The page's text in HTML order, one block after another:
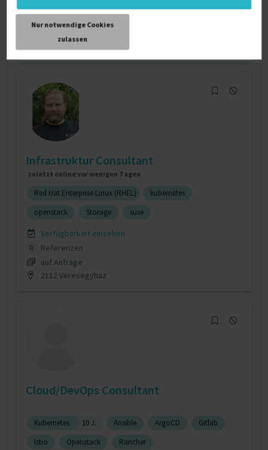
Nur notwendige Cookies
zulassen
Referenzen
€135 - €145/Stunde
D-61348 Bad Homburg
Infrastruktur Consultant
zuletzt online vor wenigen Tagen
Red Hat Enterprise Linux (RHEL)
kubernetes
openstack
Storage suse
Verfügbarkeit einsehen
0
Referenzen
auf Anfrage
2112 Veresegyhaz
Cloud/DevOps Consultant
Kubernetes 10 J. Ansible ArgoCD
Gitlab
Istio
Openstack Rancher